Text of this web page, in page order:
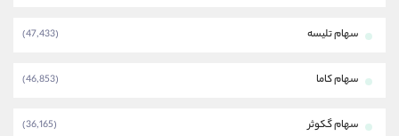
سهام تلیسه (47,433)
سهام کاما (46,853)
سهام گکوثر (36,165)